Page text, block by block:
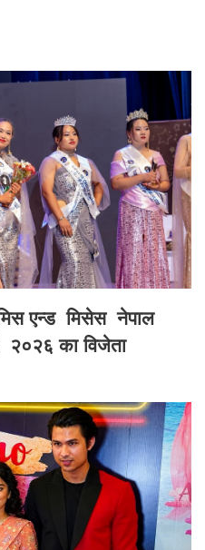
एन्ड मिसेस नेपाल
२०२६ का विजेता